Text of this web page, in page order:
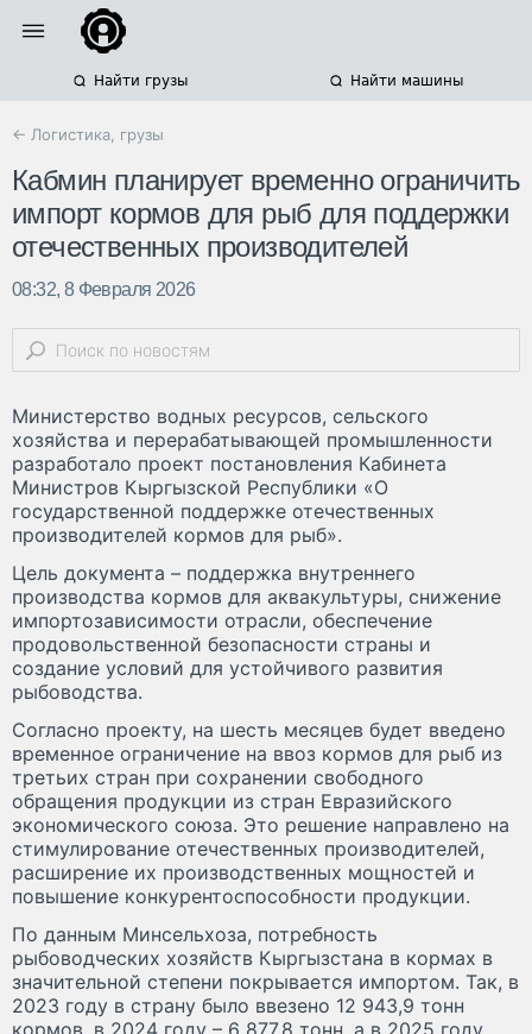
Найти грузы Найти машины
← Логистика, грузы
Кабмин планирует временно ограничить
импорт кормов для рыб для поддержки
отечественных производителей
08:32, 8 Февраля 2026
Министерство водных ресурсов, сельского
хозяйства и перерабатывающей промышленности
разработало проект постановления Кабинета
Министров Кыргызской Республики «О
государственной поддержке отечественных
производителей кормов для рыб».
Цель документа – поддержка внутреннего
производства кормов для аквакультуры, снижение
импортозависимости отрасли, обеспечение
продовольственной безопасности страны и
создание условий для устойчивого развития
рыбоводства.
Согласно проекту, на шесть месяцев будет введено
временное ограничение на ввоз кормов для рыб из
третьих стран при сохранении свободного
обращения продукции из стран Евразийского
экономического союза. Это решение направлено на
стимулирование отечественных производителей,
расширение их производственных мощностей и
повышение конкурентоспособности продукции.
По данным Минсельхоза, потребность
рыбоводческих хозяйств Кыргызстана в кормах в
значительной степени покрывается импортом. Так, в
2023 году в страну было ввезено 12 943,9 тонн